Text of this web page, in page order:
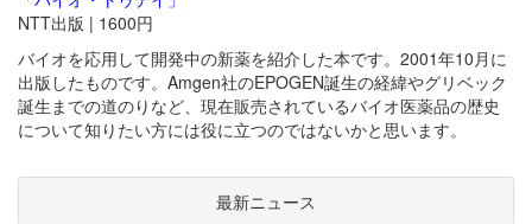
NTT出版 | 1600円
バイオを応用して開発中の新薬を紹介した本です。2001年10月に
出版したものです。Amgen社のEPOGEN誕生の経緯やグリベック
誕生までの道のりなど、現在販売されているバイオ医薬品の歴史
について知りたい方には役に立つのではないかと思います。
最新ニュース